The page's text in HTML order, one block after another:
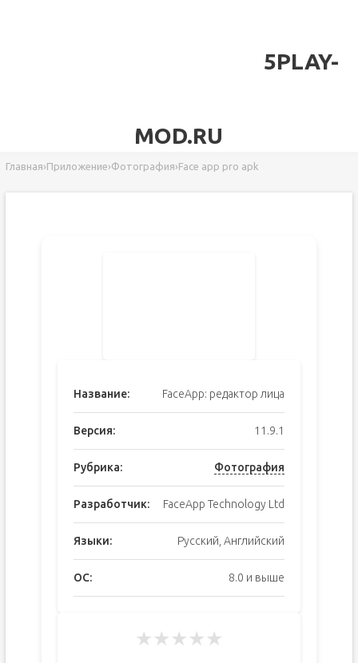
5PLAY-
MOD.RU
Главная›Приложение›Фотография›Face app pro apk
Название: FaceApp: редактор лица
Версия: 11.9.1
Рубрика: Фотография
Разработчик: FaceApp Technology Ltd
Языки: Русский, Английский
ОС: 8.0 и выше
★★★★★